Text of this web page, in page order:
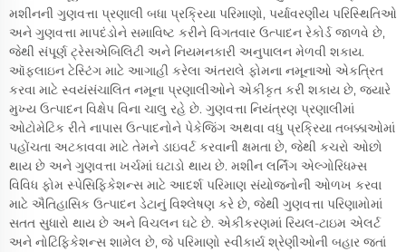
મશીનની ગુણવત્તા પ્રણાલી બધા પ્રક્રિયા પરિમાણો, પર્યાવરણીય પરિસ્થિતિઓ
અને ગુણવત્તા માપદંડોને સમાવિષ્ટ કરીને વિગતવાર ઉત્પાદન રેકોર્ડ જાળવે છે,
જેથી સંપૂર્ણ ટ્રેસએબિલિટી અને નિયમનકારી અનુપાલન મેળવી શકાય.
ઑફલાઇન ટેસ્ટિંગ માટે આગાહી કરેલા અંતરાલે ફોમના નમૂનાઓ એકત્રિત
કરવા માટે સ્વયંસંચાલિત નમૂના પ્રણાલીઓને એકીકૃત કરી શકાય છે, જ્યારે
મુખ્ય ઉત્પાદન વિક્ષેપ વિના ચાલુ રહે છે. ગુણવત્તા નિયંત્રણ પ્રણાલીમાં
ઓટોમેટિક રીતે નાપાસ ઉત્પાદનોને પેકેજિંગ અથવા વધુ પ્રક્રિયા તબક્કાઓમાં
પહોંચતા અટકાવવા માટે તેમને ડાઇવર્ટ કરવાની ક્ષમતા છે, જેથી કચરો ઓછો
થાય છે અને ગુણવત્તા ખર્ચમાં ઘટાડો થાય છે. મશીન લર્નિંગ એલ્ગોરિધમ્સ
વિવિધ ફોમ સ્પેસિફિકેશન્સ માટે આદર્શ પરિમાણ સંયોજનોની ઓળખ કરવા
માટે ઐતિહાસિક ઉત્પાદન ડેટાનું વિશ્લેષણ કરે છે, જેથી ગુણવત્તા પરિણામોમાં
સતત સુધારો થાય છે અને વિચલન ઘટે છે. એકીકરણમાં રિયલ-ટાઇમ એલર્ટ
અને નોટિફિકેશન્સ શામેલ છે, જે પરિમાણો સ્વીકાર્ય શ્રેણીઓની બહાર જતાં